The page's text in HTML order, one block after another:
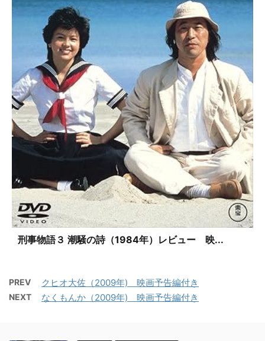
刑事物語３ 潮騒の詩（1984年）レビュー 映...
PREV クヒオ大佐（2009年) 映画予告編付き
NEXT なくもんか（2009年) 映画予告編付き